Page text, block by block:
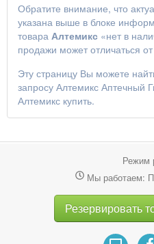
Обратите внимание, что
указана выше в блоке
товара Алтемикс «нет в
продажи может отличаться
Эту страницу Вы можете
запросу Алтемикс Аптечный
Алтемикс купить.
Режим
Мы работаем:
Резервировать